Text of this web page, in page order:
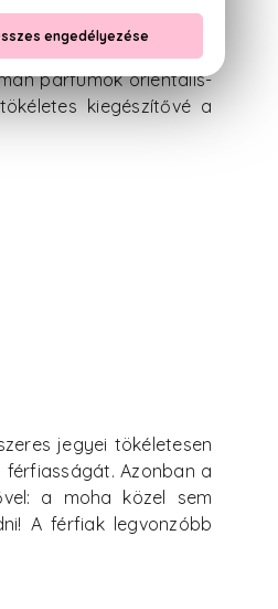
magukhoz illő
bújnak bele az
parfümök orientális-
kiegészítővé a
jegyei tökéletesen
Azonban a
a moha közel sem
A férfiak legvonzóbb